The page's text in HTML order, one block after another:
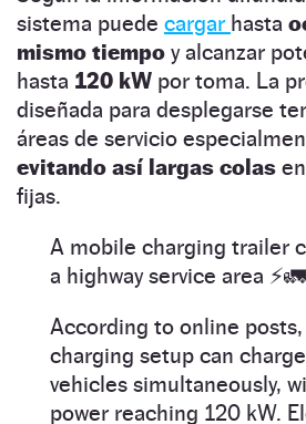
sistema puede cargar hasta
mismo tiempo y alcanzar
hasta 120 kW por toma. La
diseñada para desplegarse
áreas de servicio
evitando así largas colas
fijas.
A mobile charging trailer
a highway service area ⚡️🚛
According to online
charging setup can
vehicles simultaneously,
power reaching 120 kW.